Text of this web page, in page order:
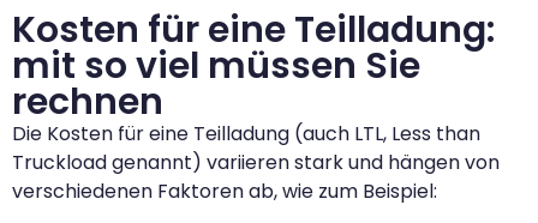
Kosten für eine Teilladung:
mit so viel müssen Sie
rechnen
Die Kosten für eine Teilladung (auch LTL, Less than
Truckload genannt) variieren stark und hängen von
verschiedenen Faktoren ab, wie zum Beispiel: